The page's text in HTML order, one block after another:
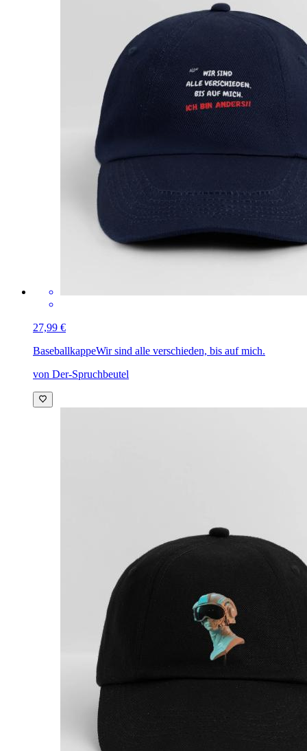
27,99 €
BaseballkappeWir sind alle verschieden, bis auf mich.
von Der-Spruchbeutel